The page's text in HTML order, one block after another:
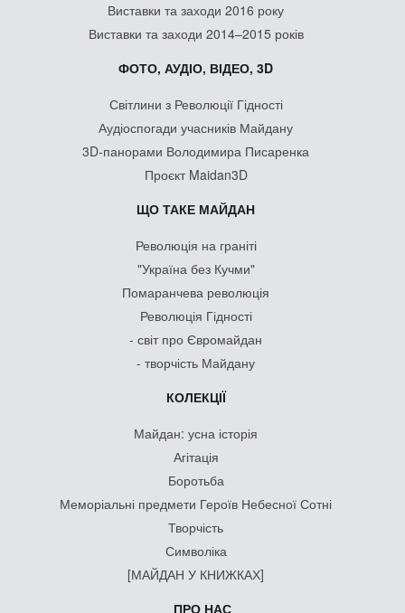
Виставки та заходи 2016 року
Виставки та заходи 2014–2015 років
ФОТО, АУДІО, ВІДЕО, 3D
Світлини з Революції Гідності
Аудіоспогади учасників Майдану
3D-панорами Володимира Писаренка
Проєкт Maidan3D
ЩО ТАКЕ МАЙДАН
Революція на граніті
"Україна без Кучми"
Помаранчева революція
Революція Гідності
- світ про Євромайдан
- творчість Майдану
КОЛЕКЦІЇ
Майдан: усна історія
Агітація
Боротьба
Меморіальні предмети Героїв Небесної Сотні
Творчість
Символіка
[МАЙДАН У КНИЖКАХ]
ПРО НАС